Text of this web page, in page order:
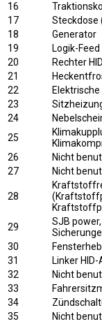
16
17
Steckdose
18
Generator
19
Logik-
20
Rechter
21
22
23
24
25
26
Nicht
27
Nicht
28
29
SJB
30
31
Linker
32
Nicht
33
34
35
Nicht